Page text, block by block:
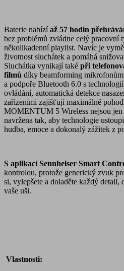
Baterie nabízíaž 57 hodin
bez problémů zvládne celý pracovní
několikadenní playlist. Navíc je
životnost sluchátek a pomáhá
Sluchátka vynikají také při
filmů díky beamforming
a podpoře Bluetooth 6.0 s
ovládání, automatická detekce
zařízeními zajišťují maximálně
MOMENTUM 5 Wireless nejsou
navržena tak, aby technologie
hudba, emoce a dokonalý zážitek z
S aplikací Sennheiser Smart
kontrolou, protože generický zvuk
si, vylepšete a doladěte každý detail,
vaše uši.
Vlastnosti: